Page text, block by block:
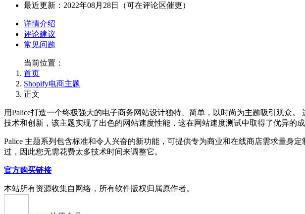
最近更新：2022年08月28日（可在评论区催更）
详情介绍
评论建议
常见问题
当前位置：
首页
Shopify电商主题
正文
用Palice打造一个终极强大的电子商务网站设计独特、简单，以时尚为主题吸引观众
技术和创新，该主题实现了出色的网站速度性能，这在网站速度测试中取得了优异的
Palice 主题系列包含标准和令人兴奋的新功能，可提供专为商业和在线商店需求量身
过，因此您无需花费太多技术时间来调整它。
官方购买链接
本站所有资源收集自网络，所有软件版权归属原作者。